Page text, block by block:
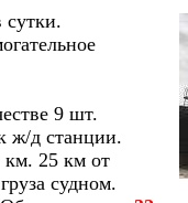
9 шт.
ж/д станции.
км. 25 км от
судном.